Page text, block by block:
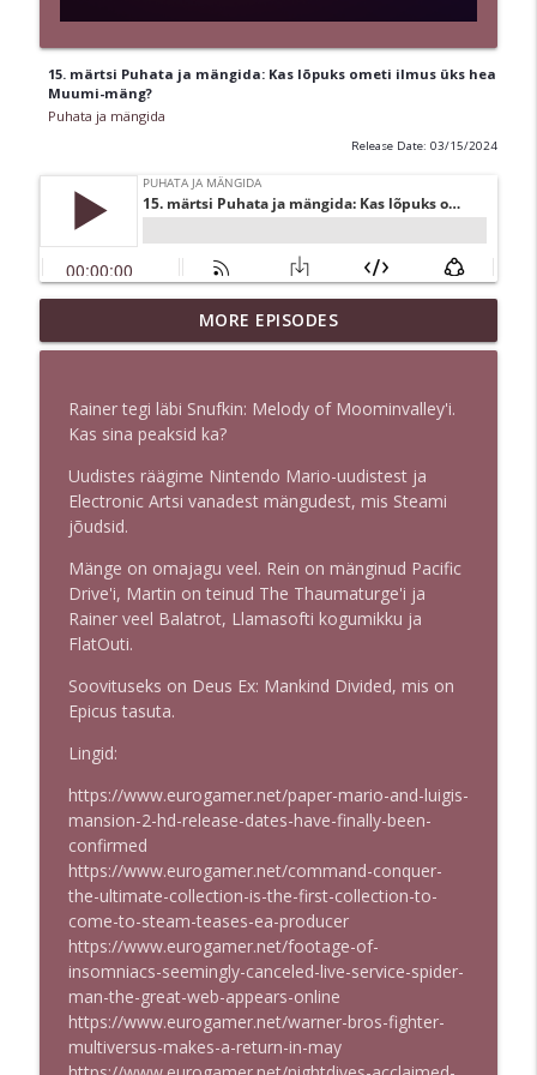
15. märtsi Puhata ja mängida: Kas lõpuks ometi ilmus üks hea
Muumi-mäng?
Puhata ja mängida
Release Date: 03/15/2024
KORDUSSAADE: 2020.17.05- Eesti
mängude kuu: Vladimir Funtikov ja
info_outline
KORDUSSAADE: 2020.01.05- Eesti
mängude kuu avalöök: Death & Taxes
Puhata ja mängida
Bungie, mida see nüüd muudab?
Puhata ja mängida
info_outline
KORDUSSAADE: 2022.21.01 - Microsoft
Puhata ja mängida
Puhata ja mängida
26. juuni Puhata ja mängida: Eesti
mängude kuu - Mari-Anna Lepasson ja
Korter 1996
Puhata ja mängida
19. juuni Puhata ja mängida: Eesti
mängude kuu - Andri Allas ja Grannies
on Wheels
Puhata ja mängida
MORE EPISODES
Rainer tegi läbi Snufkin: Melody of Moominvalley'i.
Kas sina peaksid ka?
Uudistes räägime Nintendo Mario-uudistest ja
Electronic Artsi vanadest mängudest, mis Steami
jõudsid.
Mänge on omajagu veel. Rein on mänginud Pacific
Drive'i, Martin on teinud The Thaumaturge'i ja
Rainer veel Balatrot, Llamasofti kogumikku ja
FlatOuti.
Soovituseks on Deus Ex: Mankind Divided, mis on
Epicus tasuta.
Lingid:
https://www.eurogamer.net/paper-mario-and-luigis-
mansion-2-hd-release-dates-have-finally-been-
confirmed
https://www.eurogamer.net/command-conquer-
the-ultimate-collection-is-the-first-collection-to-
come-to-steam-teases-ea-producer
https://www.eurogamer.net/footage-of-
insomniacs-seemingly-canceled-live-service-spider-
man-the-great-web-appears-online
https://www.eurogamer.net/warner-bros-fighter-
multiversus-makes-a-return-in-may